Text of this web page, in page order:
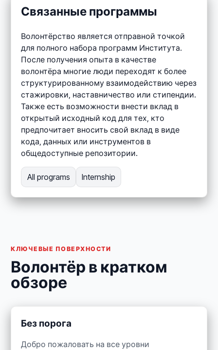
Связанные программы
Волонтёрство является отправной точкой
для полного набора программ Института.
После получения опыта в качестве
волонтёра многие люди переходят к более
структурированному взаимодействию через
стажировки, наставничество или стипендии.
Также есть возможности внести вклад в
открытый исходный код для тех, кто
предпочитает вносить свой вклад в виде
кода, данных или инструментов в
общедоступные репозитории.
All programs Internship
КЛЮЧЕВЫЕ ПОВЕРХНОСТИ
Волонтёр в кратком
обзоре
Без порога
Добро пожаловать на все уровни